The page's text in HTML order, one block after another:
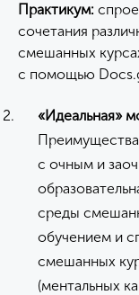
Практикум:
сочетания
смешанных
с помощью
«Идеальная»
с очным и
среды
обучением и
смешанных
(ментальных